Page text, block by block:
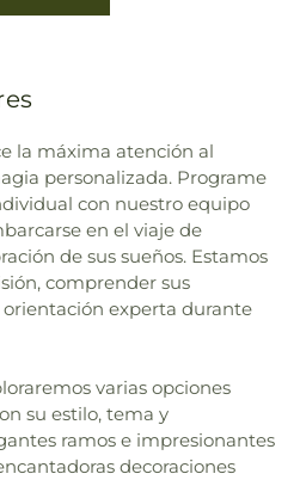
la máxima atención al
personalizada. Programe
con nuestro equipo
en el viaje de
de sus sueños. Estamos
comprender sus
experta durante
varias opciones
su estilo, tema y
ramos e impresionantes
decoraciones